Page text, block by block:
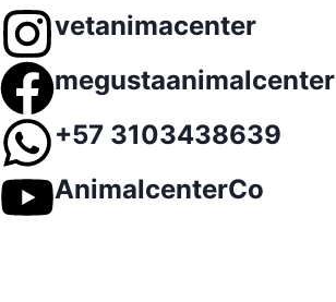
vetanimacenter
megustaanimalcenter
+57 3103438639
AnimalcenterCo